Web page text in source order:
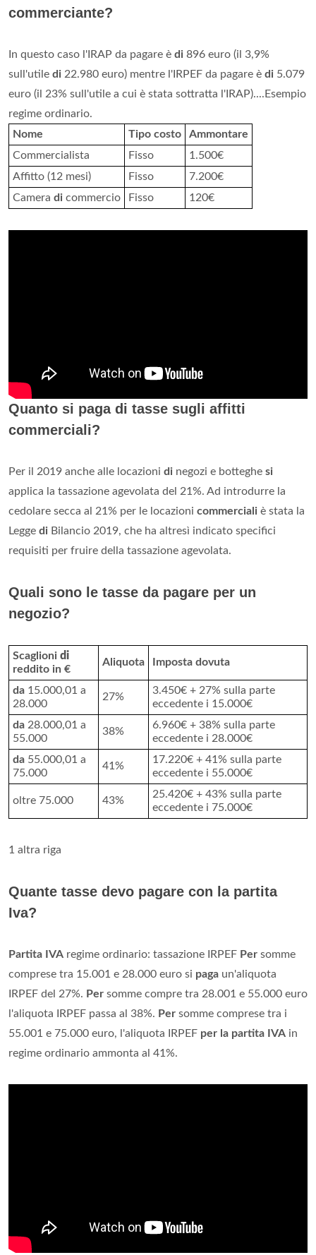
commerciante?
In questo caso l'IRAP da pagare è di 896 euro (il 3,9%
sull'utile di 22.980 euro) mentre l'IRPEF da pagare è di 5.079
euro (il 23% sull'utile a cui è stata sottratta l'IRAP)....Esempio
regime ordinario.
Nome
Tipo costo
Ammontare
Commercialista
Fisso
1.500€
Affitto (12 mesi)
Fisso
7.200€
Camera di commercio Fisso 120€
Quanto si paga di tasse sugli affitti
commerciali?
Per il 2019 anche alle locazioni di negozi e botteghe si
applica la tassazione agevolata del 21%. Ad introdurre la
cedolare secca al 21% per le locazioni commerciali è stata la
Legge di Bilancio 2019, che ha altresì indicato specifici
requisiti per fruire della tassazione agevolata.
Quali sono le tasse da pagare per un
negozio?
Scaglioni di
reddito in €
Aliquota Imposta dovuta
da 15.000,01 a
28.000
27%
3.450€ + 27% sulla parte
eccedente i 15.000€
da 28.000,01 a
55.000
38%
6.960€ + 38% sulla parte
eccedente i 28.000€
da 55.000,01 a
75.000
41%
17.220€ + 41% sulla parte
eccedente i 55.000€
oltre 75.000 43%
25.420€ + 43% sulla parte
eccedente i 75.000€
1 altra riga
Quante tasse devo pagare con la partita
Iva?
Partita IVA regime ordinario: tassazione IRPEF Per somme
comprese tra 15.001 e 28.000 euro si paga un'aliquota
IRPEF del 27%. Per somme compre tra 28.001 e 55.000 euro
l'aliquota IRPEF passa al 38%. Per somme comprese tra i
55.001 e 75.000 euro, l'aliquota IRPEF per la partita IVA in
regime ordinario ammonta al 41%.